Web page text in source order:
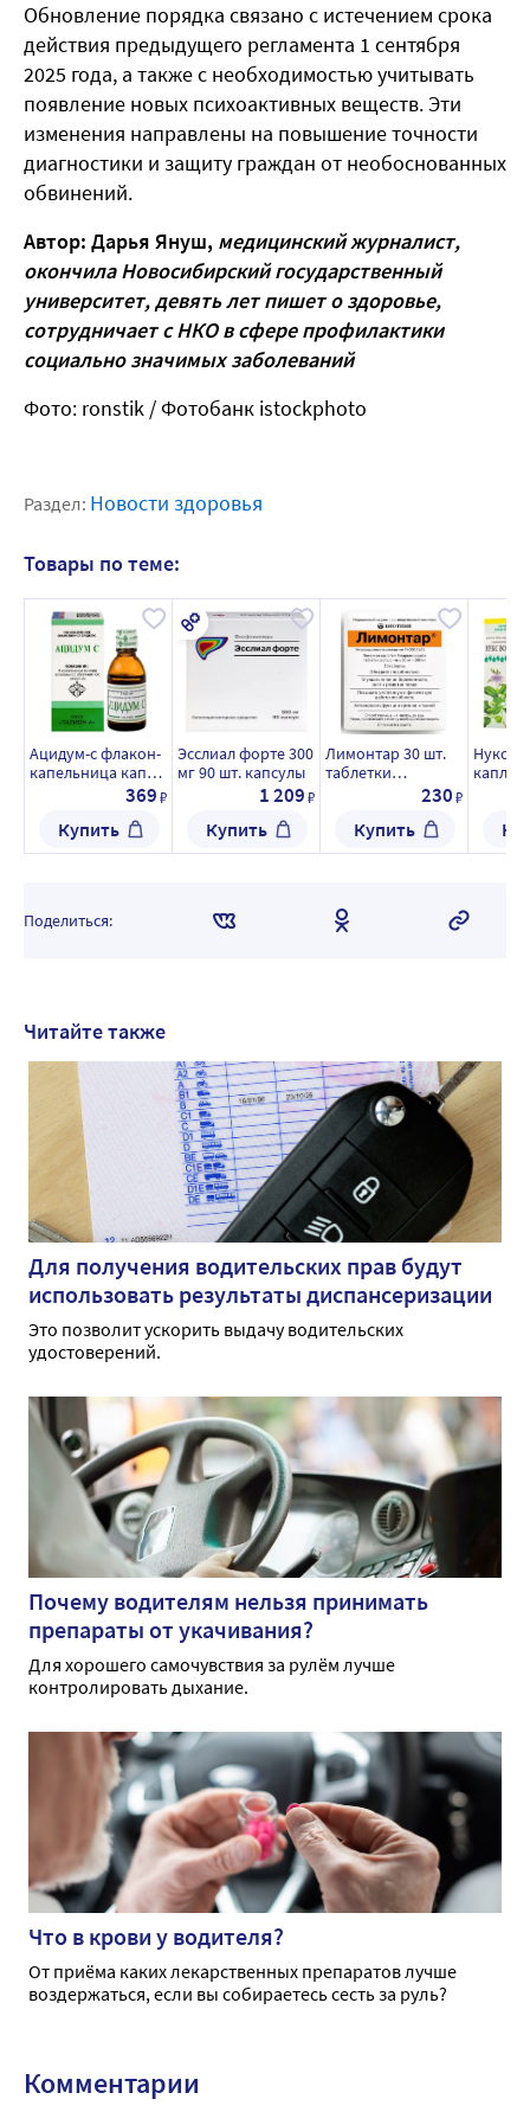
Обновление порядка связано с истечением срока
действия предыдущего регламента 1 сентября
2025 года, а также с необходимостью учитывать
появление новых психоактивных веществ. Эти
изменения направлены на повышение точности
диагностики и защиту граждан от необоснованных
обвинений.
Автор: Дарья Януш, медицинский журналист,
окончила Новосибирский государственный
университет, девять лет пишет о здоровье,
сотрудничает с НКО в сфере профилактики
социально значимых заболеваний
Фото: ronstik / Фотобанк istockphoto
Раздел: Новости здоровья
Товары по теме:
Ацидум-с флакон-
капельница капли
для приема внутрь
369₽
Купить
Эсслиал форте 300
мг 90 шт. капсулы
1 209₽
Купить
Лимонтар 30 шт.
таблетки
растворимые230₽
Купить
Нукс
капли
Поделиться:
Читайте также
Для получения водительских прав будут
использовать результаты диспансеризации
Это позволит ускорить выдачу водительских
удостоверений.
Почему водителям нельзя принимать
препараты от укачивания?
Для хорошего самочувствия за рулём лучше
контролировать дыхание.
Что в крови у водителя?
От приёма каких лекарственных препаратов лучше
воздержаться, если вы собираетесь сесть за руль?
Комментарии